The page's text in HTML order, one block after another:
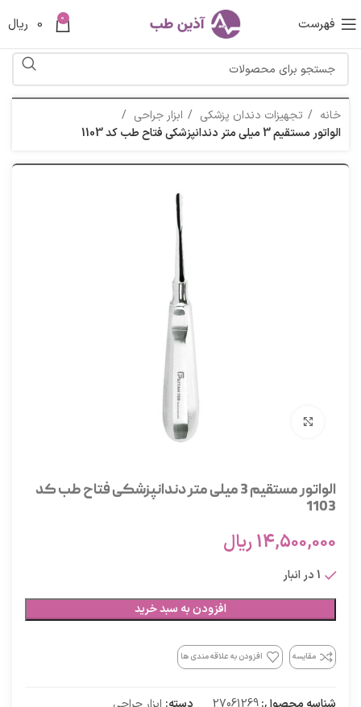
فهرست 0
0 ریال
خانه تجهیزات دندان پزشکی
ابزار جراحی
الواتور مستقيم 3 میلی متر دندانپزشکی فتاح طب کد 1103
الواتور مستقيم 3 میلی متر دندانپزشکی فتاح طب کد
1103
14,500,000ریال
1 در انبار
افزودن به سبد خرید
مقایسه افزودن به علاقه مندی ها